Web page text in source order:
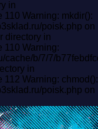
in
Warning: mkdir():
poisk.php on
directory in
110 Warning:
b/7/7/
in
Warning: chmod():
poisk.php on